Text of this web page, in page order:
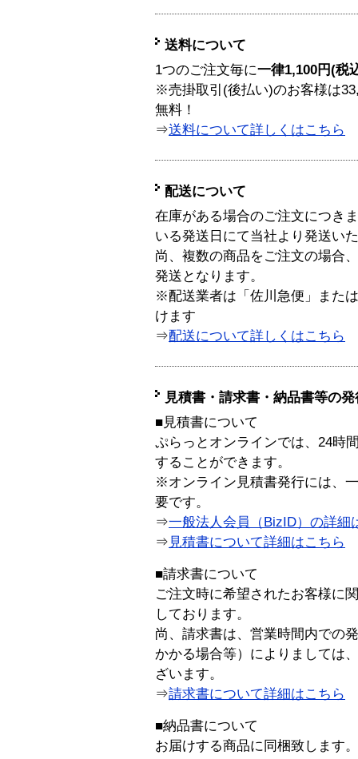
送料について
1つのご注文毎に一律1,100円(税
※売掛取引(後払い)のお客様は
無料！
⇒送料について詳しくはこちら
配送について
在庫がある場合のご注文につき
いる発送日にて当社より発送い
尚、複数の商品をご注文の場合
発送となります。
※配送業者は「佐川急便」また
けます
⇒配送について詳しくはこちら
見積書・請求書・納品書等の
■見積書について
ぷらっとオンラインでは、24時
することができます。
※オンライン見積書発行には、
要です。
⇒一般法人会員（BizID）の詳細
⇒ 見積書について詳細はこちら
■請求書について
ご注文時に希望されたお客様に
しております。
尚、請求書は、営業時間内での
かかる場合等）によりましては
ざいます。
⇒請求書について詳細はこちら
■納品書について
お届けする商品に同梱致します。